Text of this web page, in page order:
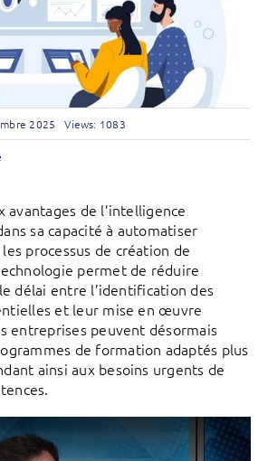
2025 Views: 1083
avantages de l’intelligence
sa capacité à automatiser
processus de création de
permet de réduire
délai entre l’identification des
et leur mise en œuvre
entreprises peuvent désormais
de formation adaptés plus
ainsi aux besoins urgents de